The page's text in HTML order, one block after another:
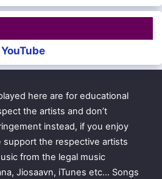
YouTube
here are for educational
the artists and don’t
instead, if you enjoy
the respective artists
from the legal music
Jiosaavn, iTunes etc… Songs